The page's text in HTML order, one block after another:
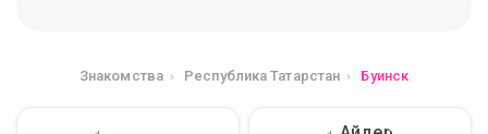
Знакомства Республика Татарстан Буинск